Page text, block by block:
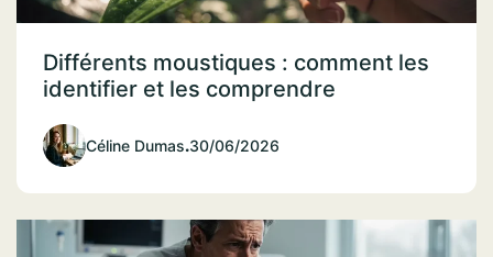
Différents moustiques : comment les
identifier et les comprendre
Céline Dumas.30/06/2026